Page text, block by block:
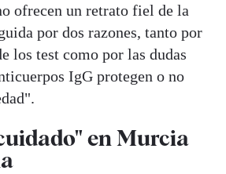
ofrecen un retrato fiel de la
por dos razones, tanto por
los test como por las dudas
IgG protegen o no
en Murcia